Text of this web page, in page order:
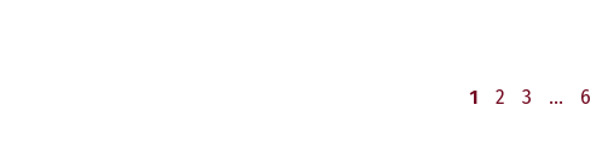
PAGE
1 PAGE
2 PAGE
3 … 6